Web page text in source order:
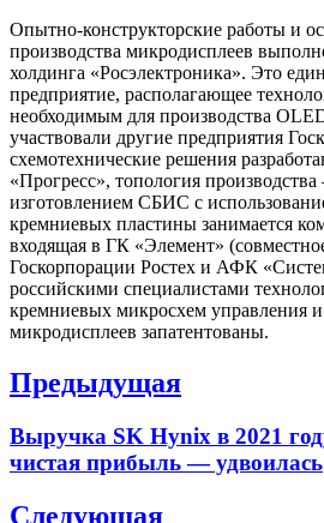
Опытно-конструкторские работы и
производства микродисплеев
холдинга «Росэлектроника». Это
предприятие, располагающее
необходимым для производства
участвовали другие предприятия
схемотехнические решения
«Прогресс», топология
изготовлением СБИС с
кремниевых пластины занимается
входящая в ГК «Элемент»
Госкорпорации Ростех и АФК
российскими специалистами
кремниевых микросхем управления
микродисплеев запатентованы.
Навигация
записям
Предыдущая
Previous
post:
Выручка SK Hynix в 2021
чистая прибыль — удвоилась
Следующая